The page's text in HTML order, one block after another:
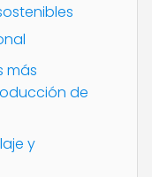
más
de
y